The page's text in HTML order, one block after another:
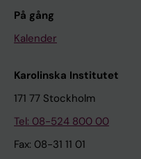
På gång
Kalender
Karolinska Institutet
171 77 Stockholm
Tel: 08-524 800 00
Fax: 08-31 11 01